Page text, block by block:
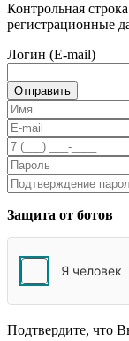
Контрольная
регистрационные
Логин (E-mail)
Защита от ботов
Подтвердите, что